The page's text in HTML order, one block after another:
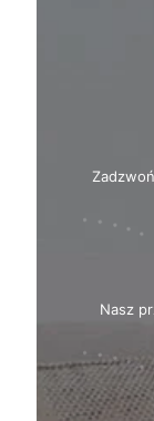
Nasz